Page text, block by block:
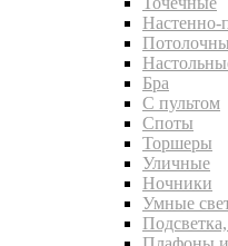
Настенно-
Бра
С пультом
Споты
Торшеры
Уличные
Ночники
Умные